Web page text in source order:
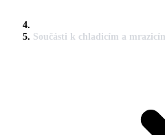
Součásti k chladicím a